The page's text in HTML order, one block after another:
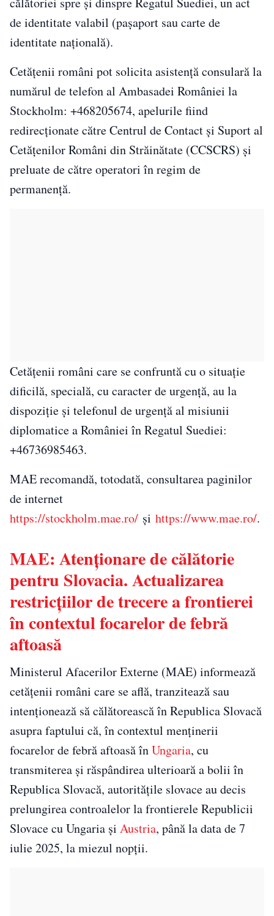
de identitate valabil (pașaport sau carte de
identitate națională).
Cetățenii români pot solicita asistență consulară la
numărul de telefon al Ambasadei României la
Stockholm: +468205674, apelurile fiind
redirecționate către Centrul de Contact și Suport al
Cetățenilor Români din Străinătate (CCSCRS) şi
preluate de către operatori în regim de
permanență.
Cetățenii români care se confruntă cu o situație
dificilă, specială, cu caracter de urgență, au la
dispoziție şi telefonul de urgență al misiunii
diplomatice a României în Regatul Suediei:
+46736985463.
MAE recomandă, totodată, consultarea paginilor
de internet
https://stockholm.mae.ro/ și https://www.mae.ro/.
MAE: Atenționare de călătorie
pentru Slovacia. Actualizarea
restricțiilor de trecere a frontierei
în contextul focarelor de febră
aftoasă
Ministerul Afacerilor Externe (MAE) informează
cetățenii români care se află, tranzitează sau
intenționează să călătorească în Republica Slovacă
asupra faptului că, în contextul menținerii
focarelor de febră aftoasă înUngaria, cu
transmiterea și răspândirea ulterioară a bolii în
Republica Slovacă, autoritățile slovace au decis
prelungirea controalelor la frontierele Republicii
Slovace cu Ungaria și Austria, până la data de 7
iulie 2025, la miezul nopții.